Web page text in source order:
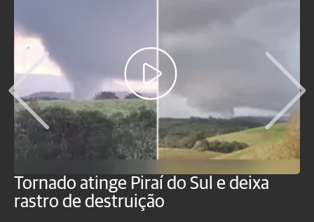
Tornado atinge Piraí do Sul e deixa
rastro de destruição